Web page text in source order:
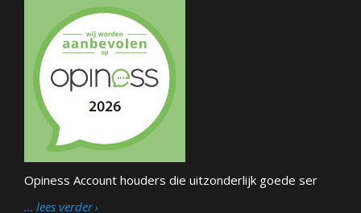
Opiness Account houders die uitzonderlijk goede ser
… lees verder